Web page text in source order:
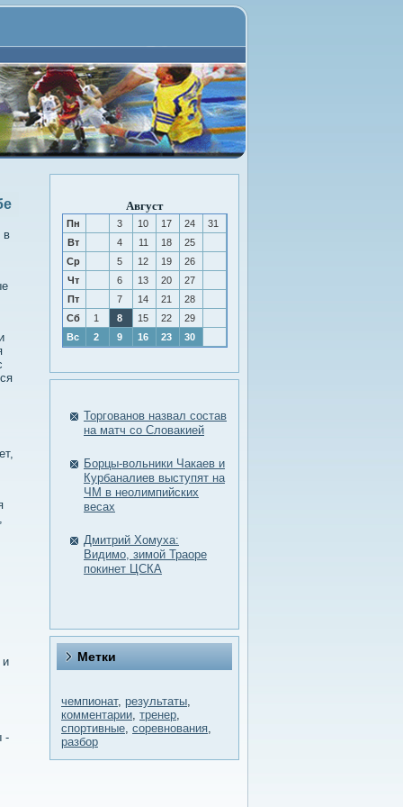
в
и
-
Август
Пн 3 10 17 24
31
Вт
4 11 18
25
Ср
5 12 19
26
Чт
6 13 20
27
Пт
7 14 21
28
Сб
1 8 15 22
29
Вс
2 9 16 23 30
Торгованов назвал состав
на матч со Словакией
Борцы-вольники Чакаев и
Курбаналиев выступят на
ЧМ в неолимпийских
весах
Дмитрий Хомуха:
Видимо, зимой Траоре
покинет ЦСКА
Метки
чемпионат, результаты,
комментарии, тренер,
спортивные, соревнования,
разбор